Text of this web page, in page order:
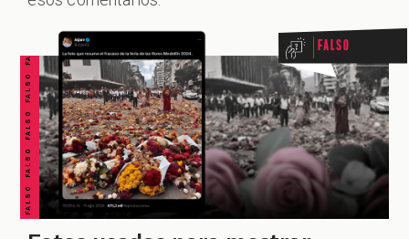
FALSO FALSO FALSO FALSO FALSO FALSO FALSO Falso